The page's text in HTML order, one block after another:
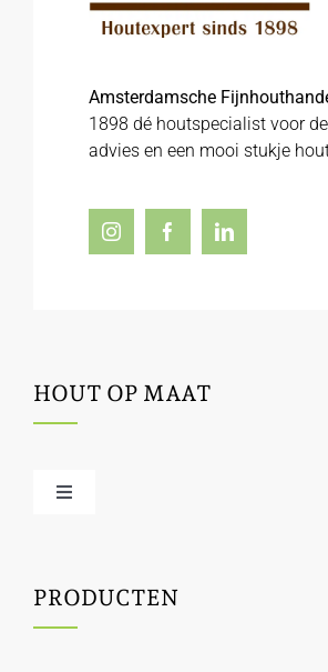
Amsterdamsche
1898 dé houtspecialist voor
advies en een mooi stukje
HOUT OP MAAT
Toggle
Houtbewerking
PRODUCTEN